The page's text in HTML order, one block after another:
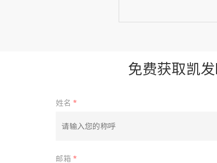
免费获取凯
姓名 *
邮箱 *